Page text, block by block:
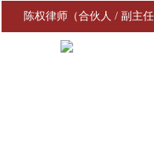
陈权律师（合伙人 / 副主